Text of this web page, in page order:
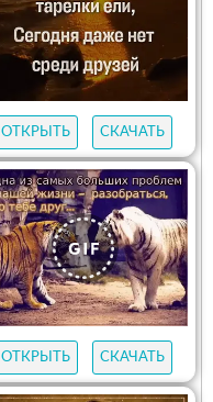
ОТКРЫТЬ СКАЧАТЬ
ОТКРЫТЬ СКАЧАТЬ